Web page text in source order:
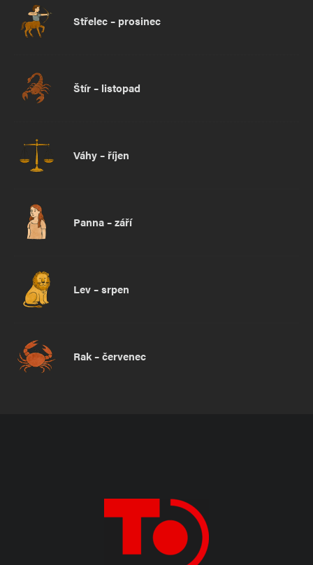
Střelec – prosinec
Štír – listopad
Váhy – říjen
Panna – září
Lev – srpen
Rak – červenec